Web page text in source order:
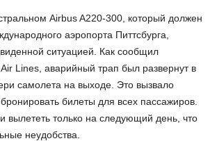
Airbus A220-300, который должен
аэропорта Питтсбурга,
ситуацией. Как сообщил
Lines, аварийный трап был развернут в
самолета на выходе. Это вызвало
билеты для всех пассажиров.
вылететь только на следующий день, что
неудобства.